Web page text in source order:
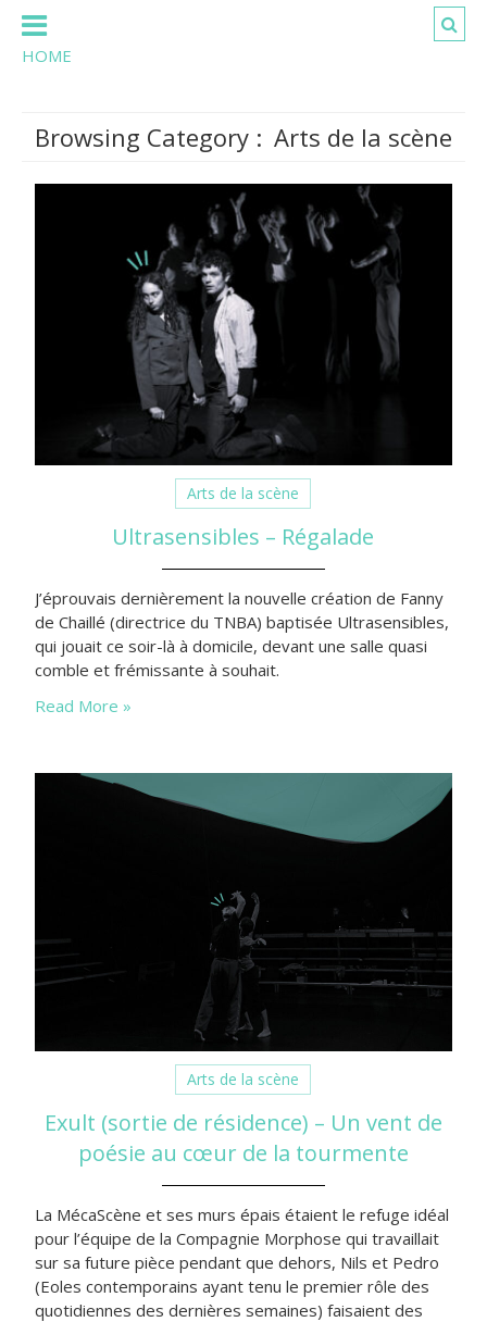
HOME
Browsing Category : Arts de la scène
Arts de la scène
Ultrasensibles – Régalade
J’éprouvais dernièrement la nouvelle création de Fanny
de Chaillé (directrice du TNBA) baptisée Ultrasensibles,
qui jouait ce soir-là à domicile, devant une salle quasi
comble et frémissante à souhait.
Read More »
Arts de la scène
Exult (sortie de résidence) – Un vent de
poésie au cœur de la tourmente
La MécaScène et ses murs épais étaient le refuge idéal
pour l’équipe de la Compagnie Morphose qui travaillait
sur sa future pièce pendant que dehors, Nils et Pedro
(Eoles contemporains ayant tenu le premier rôle des
quotidiennes des dernières semaines) faisaient des